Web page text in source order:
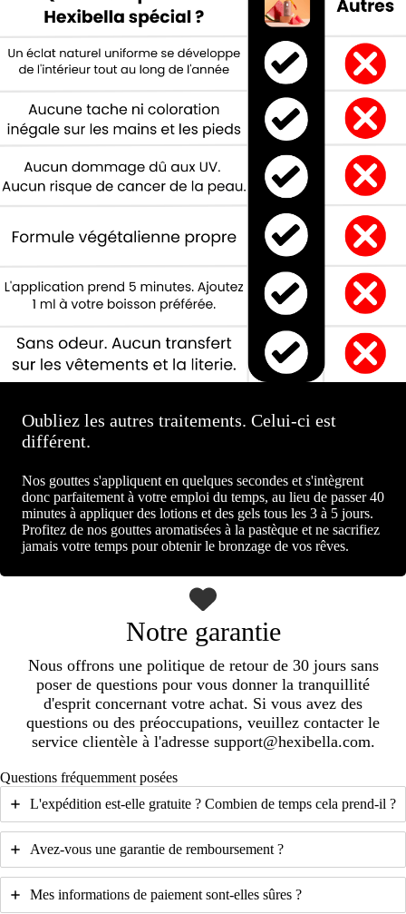
Oubliez les autres traitements. Celui-ci est
différent.
Nos gouttes s'appliquent en quelques secondes et s'intègrent
donc parfaitement à votre emploi du temps, au lieu de passer 40
minutes à appliquer des lotions et des gels tous les 3 à 5 jours.
Profitez de nos gouttes aromatisées à la pastèque et ne sacrifiez
jamais votre temps pour obtenir le bronzage de vos rêves.
Notre garantie
Nous offrons une politique de retour de 30 jours sans
poser de questions pour vous donner la tranquillité
d'esprit concernant votre achat. Si vous avez des
questions ou des préoccupations, veuillez contacter le
service clientèle à l'adresse support@hexibella.com.
Questions fréquemment posées
L'expédition est-elle gratuite ? Combien de temps cela prend-il ?
Avez-vous une garantie de remboursement ?
Mes informations de paiement sont-elles sûres ?